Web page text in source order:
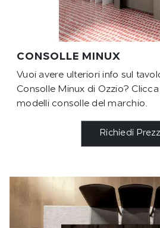
CONSOLLE MINUX
Vuoi avere ulteriori info sul
Consolle Minux di Ozzio?
modelli consolle del marchio.
Richiedi